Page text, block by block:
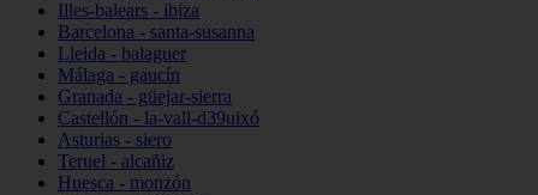
Illes-balears - ibiza
Barcelona - santa-susanna
Lleida - balaguer
Málaga - gaucín
Granada - güejar-sierra
Castellón - la-vall-d39uixó
Asturias - siero
Teruel - alcañiz
Huesca - monzón